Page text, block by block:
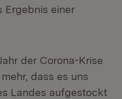
Ergebnis einer
der Corona-Krise
dass es uns
Landes aufgestockt